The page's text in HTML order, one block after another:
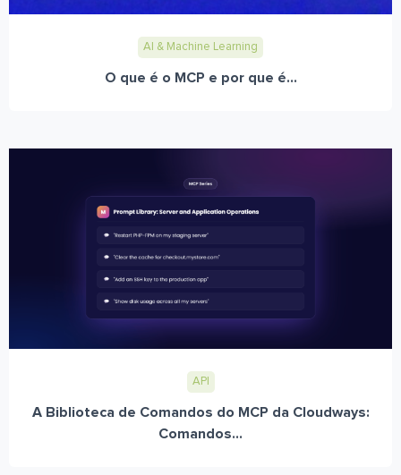
AI & Machine Learning
O que é o MCP e por que é...
API
A Biblioteca de Comandos do MCP da Cloudways:
Comandos...